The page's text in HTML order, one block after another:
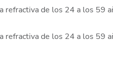
refractiva de los 24 a los 59
refractiva de los 24 a los 59